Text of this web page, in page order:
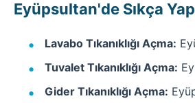
Eyüpsultan'de Sıkça
Lavabo Tıkanıklığı Açma:
Tuvalet Tıkanıklığı Açma:
Gider Tıkanıklığı Açma: